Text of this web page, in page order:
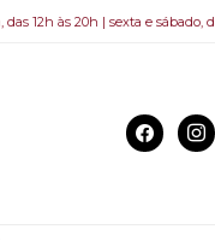
12h às 20h | sexta e sábado,